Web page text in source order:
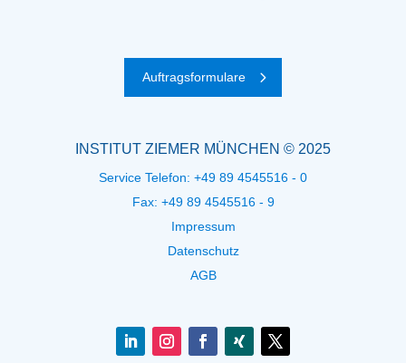
Auftragsformulare
INSTITUT ZIEMER MÜNCHEN © 2025
Service Telefon: +49 89 4545516 - 0
Fax: +49 89 4545516 - 9
Impressum
Datenschutz
AGB